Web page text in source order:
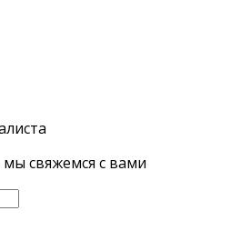
свяжемся с вами